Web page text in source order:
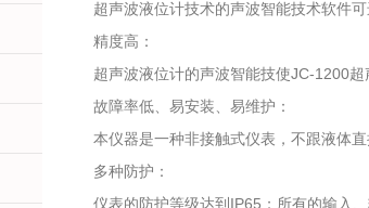
超声波液位计技术的声波智能技术软件
精度高：
超声波液位计的声波智能技使JC-1200
故障率低、易安装、易维护：
本仪器是一种非接触式仪表，不跟液体
多种防护：
仪表的防护等级达到IP65；所有的输入